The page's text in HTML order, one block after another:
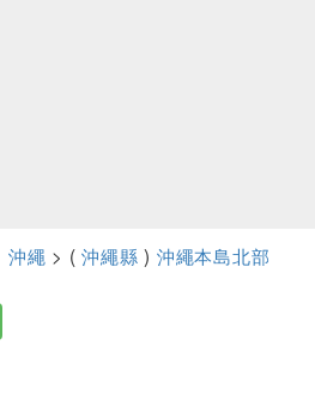
沖繩 > (沖繩縣 ) 沖繩本島北部